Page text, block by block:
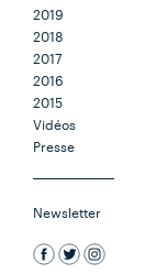
2019
2018
2017
2016
2015
Vidéos
Presse
Newsletter